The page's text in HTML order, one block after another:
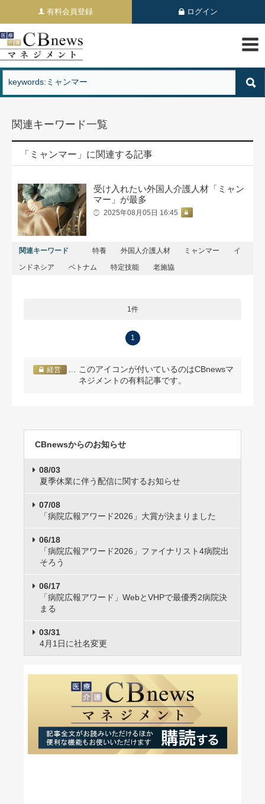
有料会員登録 ログイン
関連キーワード一覧
「ミャンマー」に関連する記事
受け入れたい外国人介護人材「ミャン
マー」が最多
2025年08月05日 16:45
関連キーワード 特養 外国人介護人材 ミャンマー
イ
ンドネシア
ベトナム 特定技能 老施協
1件
1
経営
… このアイコンが付いているのはCBnewsマ
ネジメントの有料記事です。
CBnewsからのお知らせ
08/03
夏季休業に伴う配信に関するお知らせ
07/08
「病院広報アワード2026」大賞が決まりました
06/18
「病院広報アワード2026」ファイナリスト4病院出
そろう
06/17
「病院広報アワード」WebとVHPで最優秀2病院決
まる
03/31
4月1日に社名変更